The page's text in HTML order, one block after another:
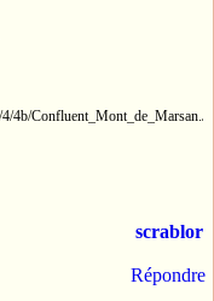
scrablor
Répondre